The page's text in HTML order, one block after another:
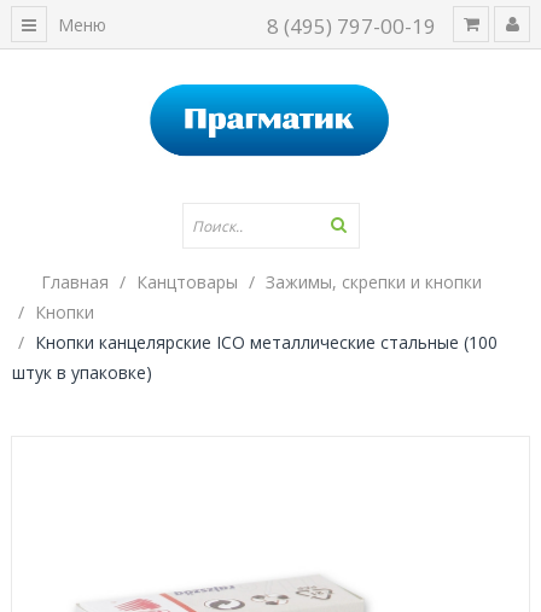
8 (495) 797-00-19
Меню
Главная Канцтовары
Зажимы, скрепки и кнопки
Кнопки
Кнопки канцелярские ICO металлические стальные (100
штук в упаковке)